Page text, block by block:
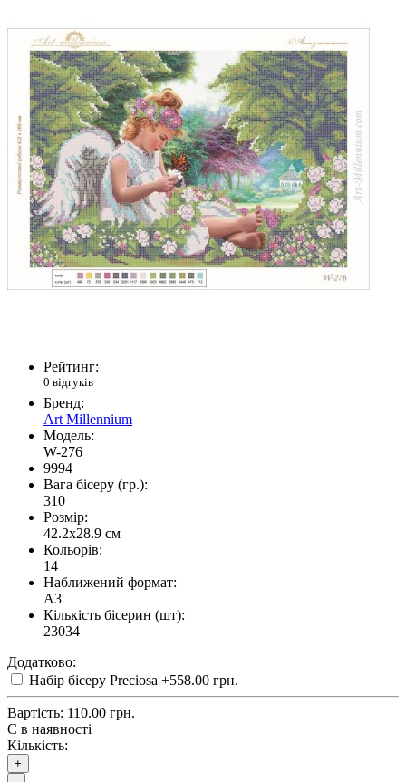
Рейтинг:
0 відгуків
Бренд:
Art Millennium
Модель:
W-276
9994
Вага бісеру (гр.):
310
Розмір:
42.2x28.9 см
Кольорів:
14
Наближений формат:
A3
Кількість бісерин (шт):
23034
Додатково:
Набір бісеру Preciosa +558.00 грн.
Вартість: 110.00 грн.
Є в наявності
Кількість:
+